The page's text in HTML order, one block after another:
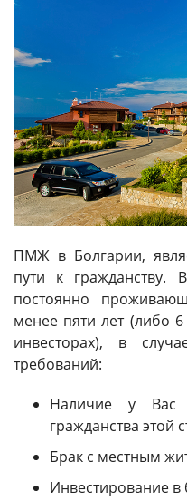
ПМЖ в Болгарии,
пути к гражданству.
постоянно
менее пяти лет (либо
инвесторах), в
требований:
Наличие у Вас
гражданства этой
Брак с местным
Инвестирование в